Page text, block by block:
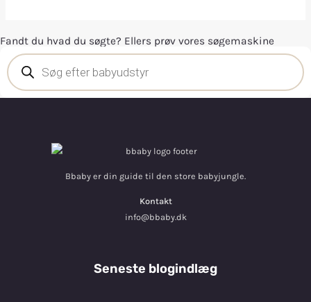
Fandt du hvad du søgte? Ellers prøv vores søgemaskine
Bbaby er din guide til den store babyjungle.
Kontakt
info@bbaby.dk
Seneste blogindlæg